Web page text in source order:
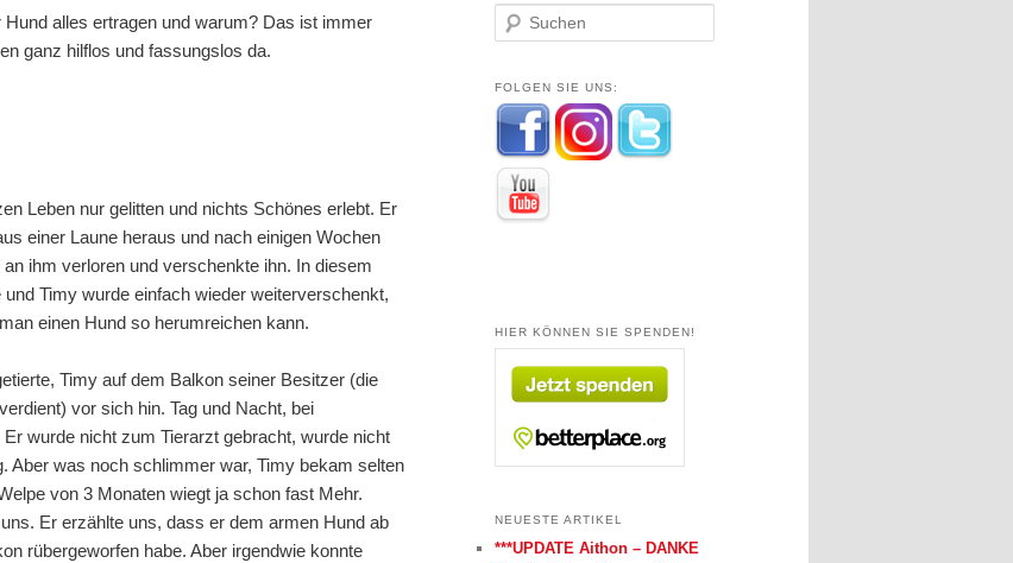
alles ertragen und warum? Das ist immer
ganz hilflos und fassungslos da.
Leben nur gelitten und nichts Schönes erlebt. Er
einer Laune heraus und nach einigen Wochen
ihm verloren und verschenkte ihn. In diesem
Timy wurde einfach wieder weiterverschenkt,
einen Hund so herumreichen kann.
Timy auf dem Balkon seiner Besitzer (die
vor sich hin. Tag und Nacht, bei
wurde nicht zum Tierarzt gebracht, wurde nicht
Aber was noch schlimmer war, Timy bekam selten
von 3 Monaten wiegt ja schon fast Mehr.
Er erzählte uns, dass er dem armen Hund ab
rübergeworfen habe. Aber irgendwie konnte
h
e
n
FOLGEN SIE UNS:
HIER KÖNNEN SIE SPENDEN!
NEUESTE ARTIKEL
***UPDATE Aithon – DANKE